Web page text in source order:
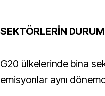
SEKTÖRLERİN
G20 ülkelerinde bina
emisyonlar aynı